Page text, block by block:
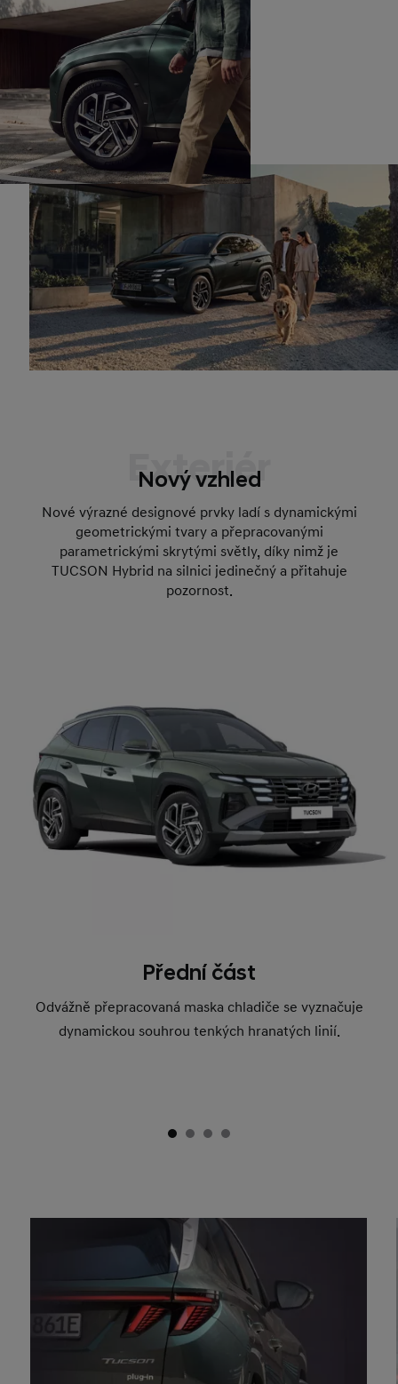
Exteriér
Nový vzhled
Nové výrazné designové prvky ladí s dynamickými
geometrickými tvary a přepracovanými
parametrickými skrytými světly, díky nimž je
TUCSON Hybrid na silnici jedinečný a přitahuje
pozornost.
Přední část
Odvážně přepracovaná maska chladiče se vyznačuje
dynamickou souhrou tenkých hranatých linií.